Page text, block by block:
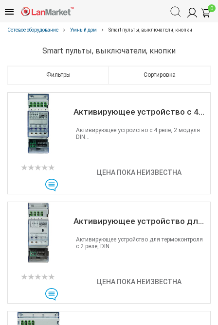
0
Сетевое оборудование Умный дом Smart пульты, выключатели, кнопки
Smart пульты, выключатели, кнопки
Фильтры Сортировка
Активирующее устройство с 4...
ЦЕНА ПОКА НЕИЗВЕСТНА
Активирующее устройство с 4 реле, 2 модуля
DIN...
Активирующее устройство дл...
ЦЕНА ПОКА НЕИЗВЕСТНА
Активирующее устройство для термоконтроля
с 2 реле, DIN...